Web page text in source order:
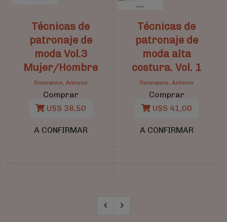
Técnicas de
patronaje de
moda Vol.3
Mujer/Hombre
Donnanno, Antonio
Comprar
U$S 38,50
A CONFIRMAR
Técnicas de
patronaje de
moda alta
costura. Vol. 1
Donnanno, Antonio
Comprar
U$S 41,00
A CONFIRMAR